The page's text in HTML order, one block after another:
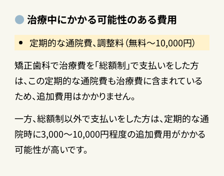
治療中にかかる可能性のある費用
定期的な通院費、調整料（無料～10,000円）
矯正歯科で治療費を「総額制」で支払いをした方
は、この定期的な通院費も治療費に含まれている
ため、追加費用はかかりません。
一方、総額制以外で支払いをした方は、定期的な通
院時に3,000～10,000円程度の追加費用がかかる
可能性が高いです。